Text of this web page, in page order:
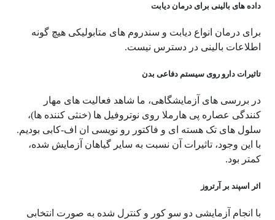
داده های بالینی برای درمان دیابت
برای درمان انواع دیابت و سندروم های متابولیکی هیچ گونه
اطلاعات بالینی در دسترس نیست.
تاثیرات دارو روی سیستم دفاعی بدن
در بررسی های آزمایشگاهی، ما شاهد فعالیت های مهار
کنندگی عصاره پی هارملا روی نوتروفیل ها (خنثی کننده ها)،
سلول های تک هسته ای و فاکتور رو نویسی ان اف-کابی بودیم.
با این وجود، تاثیرات آن نسبت به سایر گیاهان آزمایش شده،
کمتر بود.
اثر اسپند بر آرتروز
با انجام آزمایشی دو سو کور و کنترل شده به صورت انتخابی